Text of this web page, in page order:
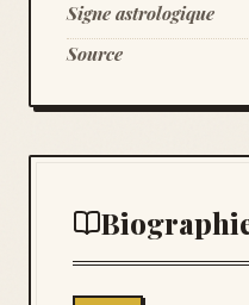
Signe astrologique
Source